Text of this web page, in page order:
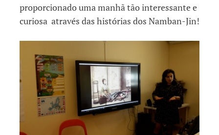
proporcionado uma manhã tão interessante e
curiosa através das histórias dos Namban-Jin!